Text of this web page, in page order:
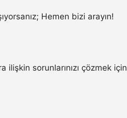
Hemen bizi arayın!
sorunlarınızı çözmek için